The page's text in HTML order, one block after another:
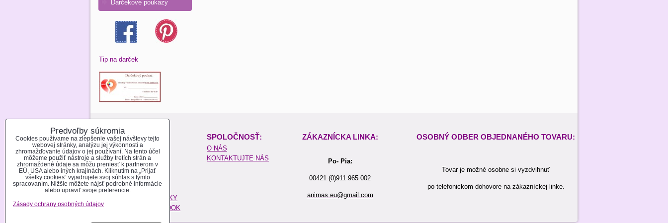
Darčekové poukazy
Tip na darček
O NAKUPOVANÍ: SPOLOČNOSŤ: ZÁKAZNÍCKA LINKA: OSOBNÝ ODBER OBJEDNANÉHO TOVARU:
REGISTROVAŤ SA
AKO NAKUPOVAŤ
MOŽNOSTI PLATBY
MOŽNOSTI DOPRAVY
POŠTOVÉ NÁKLADY
OBCHODNÉ PODMIENKY
REKLAMAČNÝ PORIADOK
O NÁS
KONTAKTUJTE NÁS
Po- Pia:
00421 (0)911 965 002
animas.eu@gmail.com
Tovar je možné osobne si vyzdvihnuť
po telefonickom dohovore na zákazníckej linke.
Predvoľby súkromia
Cookies používame na zlepšenie vašej návštevy tejto
webovej stránky, analýzu jej výkonnosti a
zhromažďovanie údajov o jej používaní. Na tento účel
môžeme použiť nástroje a služby tretích strán a
zhromaždené údaje sa môžu preniesť k partnerom v
EÚ, USA alebo iných krajinách. Kliknutím na „Prijať
všetky cookies“ vyjadrujete svoj súhlas s týmto
spracovaním. Nižšie môžete nájsť podrobné informácie
alebo upraviť svoje preferencie.
Zásady ochrany osobných údajov